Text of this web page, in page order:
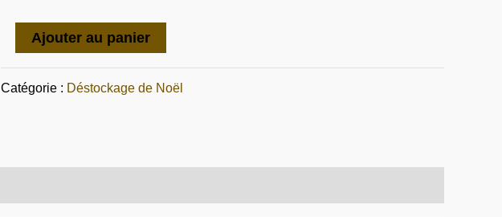
Ajouter au panier
Catégorie : Déstockage de Noël